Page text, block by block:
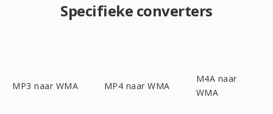
Specifieke converters
MP3 naar WMA MP4 naar WMA
M4A naar
WMA